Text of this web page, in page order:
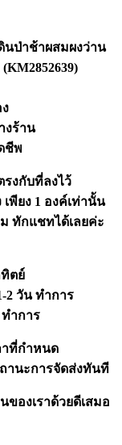
ป่าช้าผสมผงว่าน
งร้าน
ชีพ
งกับที่ลงไว้
พียง 1 องค์เท่านั้น
ทักแชทได้เลยค่ะ
ตย์
2 วัน ทำการ
ทำการ
าที่กำหนด
านะการจัดส่งทันที
องเราด้วยดีเสมอ